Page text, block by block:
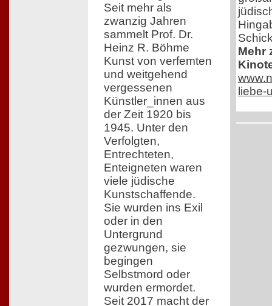
Seit mehr als
zwanzig Jahren
sammelt Prof. Dr.
Heinz R. Böhme
Kunst von verfemten
und weitgehend
vergessenen
Künstler_innen aus
der Zeit 1920 bis
1945. Unter den
Verfolgten,
Entrechteten,
Enteigneten waren
viele jüdische
Kunstschaffende.
Sie wurden ins Exil
oder in den
Untergrund
gezwungen, sie
begingen
Selbstmord oder
wurden ermordet.
Seit 2017 macht der
Mehr
liebe-